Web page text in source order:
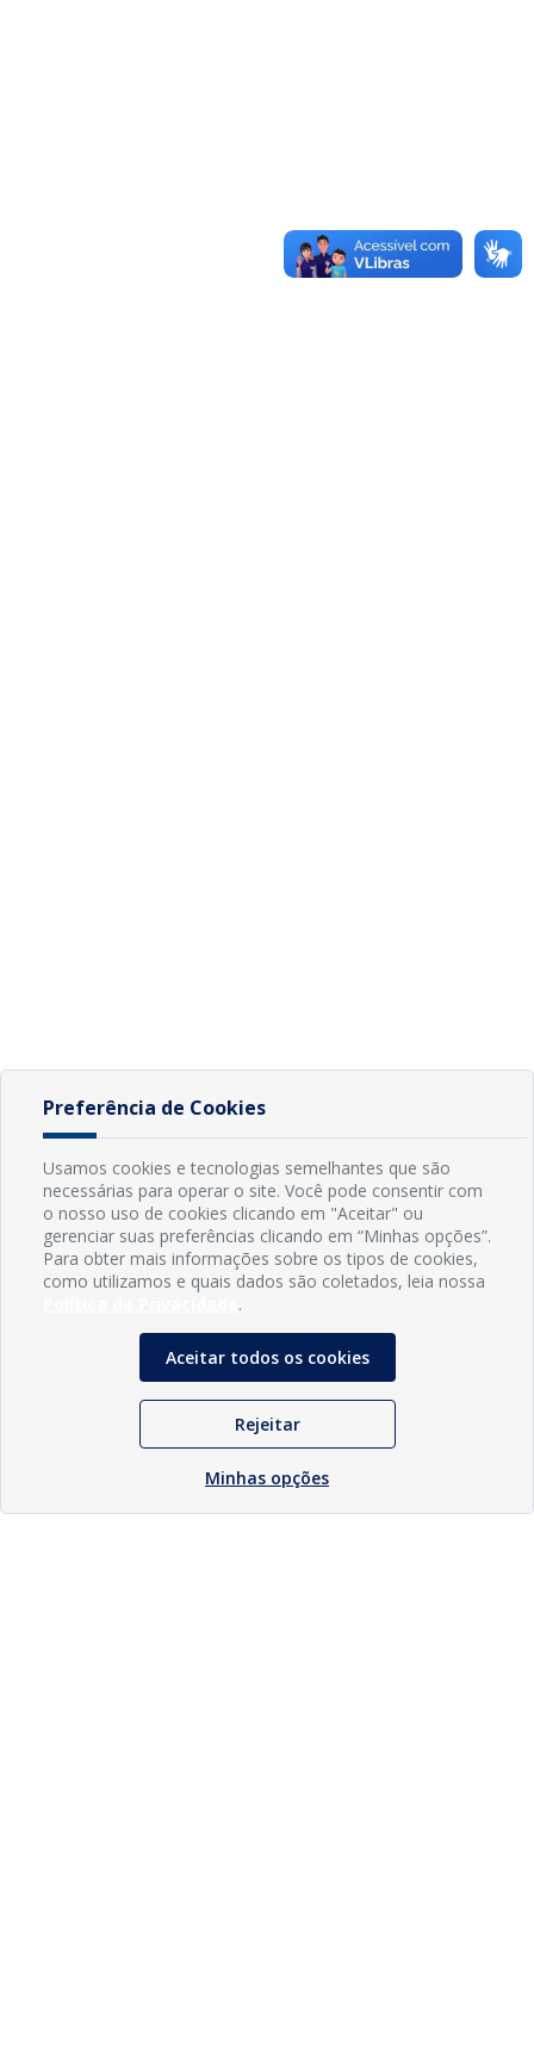
Preferência de Cookies
Usamos cookies e tecnologias semelhantes que são
necessárias para operar o site. Você pode consentir com
o nosso uso de cookies clicando em "Aceitar" ou
gerenciar suas preferências clicando em “Minhas opções”.
Para obter mais informações sobre os tipos de cookies,
como utilizamos e quais dados são coletados, leia nossa
.
Aceitar todos os cookies
Rejeitar
Minhas opções